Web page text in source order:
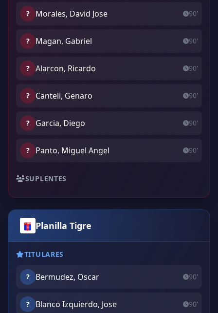
? Morales, David Jose 90'
? Magan, Gabriel 90'
? Alarcon, Ricardo 90'
? Canteli, Genaro 90'
? Garcia, Diego 90'
? Panto, Miguel Angel 90'
SUPLENTES
Planilla Tigre
TITULARES
? Bermudez, Oscar 90'
? Blanco Izquierdo, Jose 90'